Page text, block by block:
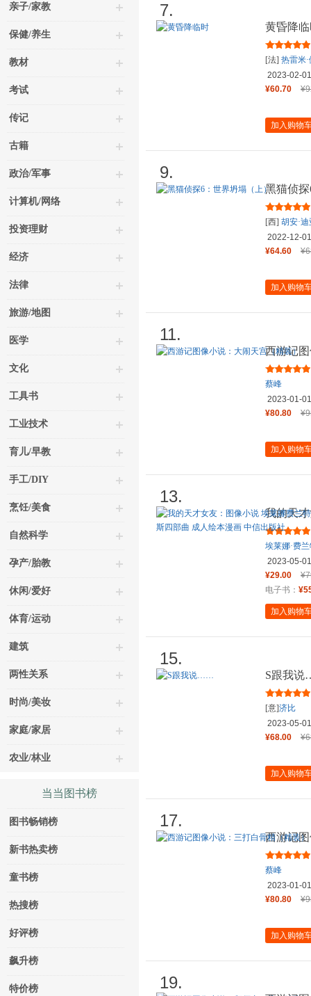
亲子/家教
保健/养生
教材
考试
传记
古籍
政治/军事
计算机/网络
投资理财
经济
法律
旅游/地图
医学
文化
工具书
工业技术
育儿/早教
手工/DIY
烹饪/美食
自然科学
孕产/胎教
休闲/爱好
体育/运动
建筑
两性关系
时尚/美妆
家庭/家居
农业/林业
当当图书榜
图书畅销榜
新书热卖榜
童书榜
热搜榜
好评榜
飙升榜
特价榜
7.
黄昏降
[法] 热雷米
2023-02-01
¥60.70
加入购物
9.
黑猫侦
[西] 胡安·
2022-12-01
¥64.60
加入购物
11.
西游记
蔡峰
2023-01-01
¥80.80
加入购物
13.
我的天
迄今为
埃莱娜·费
2023-05-01
¥29.00
电子书：
加入购物
15.
S跟我
[意]济比
2023-05-01
¥68.00
加入购物
17.
西游记
蔡峰
2023-01-01
¥80.80
加入购物
19.